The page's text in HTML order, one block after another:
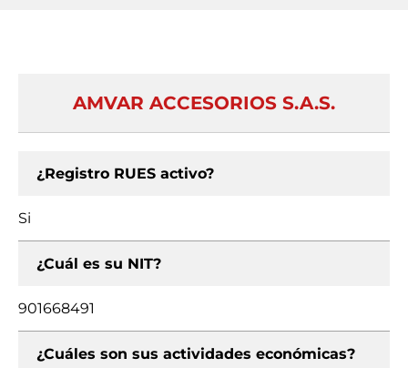
AMVAR ACCESORIOS S.A.S.
¿Registro RUES activo?
Si
¿Cuál es su NIT?
901668491
¿Cuáles son sus actividades económicas?